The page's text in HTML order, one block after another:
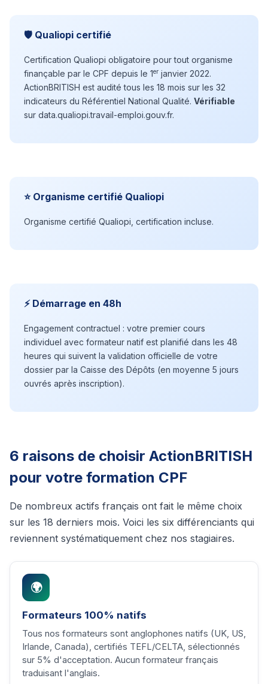
🛡️ Qualiopi certifié
Certification Qualiopi obligatoire pour tout organisme
finançable par le CPF depuis le 1er janvier 2022.
ActionBRITISH est audité tous les 18 mois sur les 32
indicateurs du Référentiel National Qualité. Vérifiable
sur data.qualiopi.travail-emploi.gouv.fr.
⭐ Organisme certifié Qualiopi
Organisme certifié Qualiopi, certification incluse.
⚡ Démarrage en 48h
Engagement contractuel : votre premier cours
individuel avec formateur natif est planifié dans les 48
heures qui suivent la validation officielle de votre
dossier par la Caisse des Dépôts (en moyenne 5 jours
ouvrés après inscription).
6 raisons de choisir ActionBRITISH
pour votre formation CPF
De nombreux actifs français ont fait le même choix
sur les 18 derniers mois. Voici les six différenciants qui
reviennent systématiquement chez nos stagiaires.
🌍
Formateurs 100% natifs
Tous nos formateurs sont anglophones natifs (UK, US,
Irlande, Canada), certifiés TEFL/CELTA, sélectionnés
sur 5% d'acceptation. Aucun formateur français
traduisant l'anglais.